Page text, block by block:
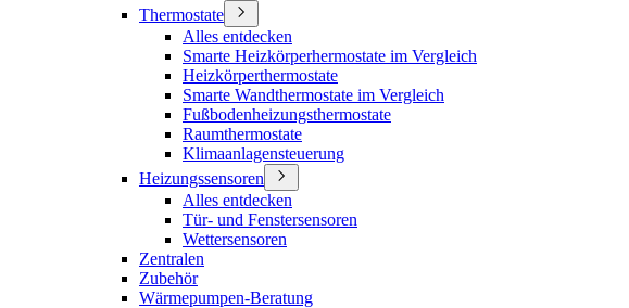
Thermostate
Alles entdecken
Smarte Heizkörperhermostate im Vergleich
Heizkörperthermostate
Smarte Wandthermostate im Vergleich
Fußbodenheizungsthermostate
Raumthermostate
Klimaanlagensteuerung
Heizungssensoren
Alles entdecken
Tür- und Fenstersensoren
Wettersensoren
Zentralen
Zubehör
Wärmepumpen-Beratung